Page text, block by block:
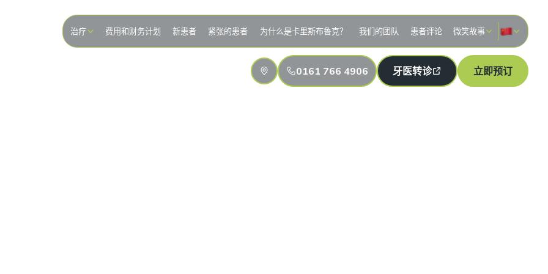
治疗 费用和财务计划 新患者 紧张的患者 为什么是卡里斯布鲁克？ 我们的团队 患者评论 微笑故事
0161 766 4906 牙医转诊 立即预订